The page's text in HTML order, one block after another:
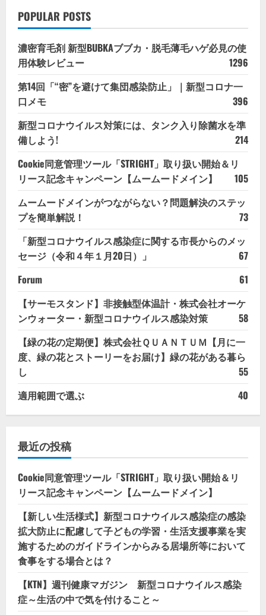
POPULAR POSTS
濃密育毛剤 新型BUBKAブブカ・脱毛薄毛ハゲ必見の使
用体験レビュー
1296
第14回「“密”を避けて集団感染防止」｜新型コロナ一
口メモ
396
新型コロナウイルス対策には、タンク入り除菌水を準
備しよう!
214
Cookie同意管理ツール「STRIGHT」取り扱い開始＆リ
リース記念キャンペーン【ムームードメイン】
105
ムームードメインがつながらない？問題解決のステッ
プを簡単解説！
73
「新型コロナウイルス感染症に関する市長からのメッ
セージ（令和４年１月20日）」
67
Forum
61
【サーモスタンド】非接触型体温計・株式会社オーケ
ンウォーター・新型コロナウイルス感染対策
58
【緑の花の定期便】株式会社ＱＵＡＮＴＵＭ【月に一
度、緑の花とストーリーをお届け】緑の花がある暮ら
し
55
適用範囲で選ぶ
40
最近の投稿
Cookie同意管理ツール「STRIGHT」取り扱い開始＆リ
リース記念キャンペーン【ムームードメイン】
【新しい生活様式】新型コロナウイルス感染症の感染
拡大防止に配慮して子どもの学習・生活支援事業を実
施するためのガイドラインからみる居場所等において
食事をする場合とは？
【KTN】週刊健康マガジン 新型コロナウイルス感染
症～生活の中で気を付けること～